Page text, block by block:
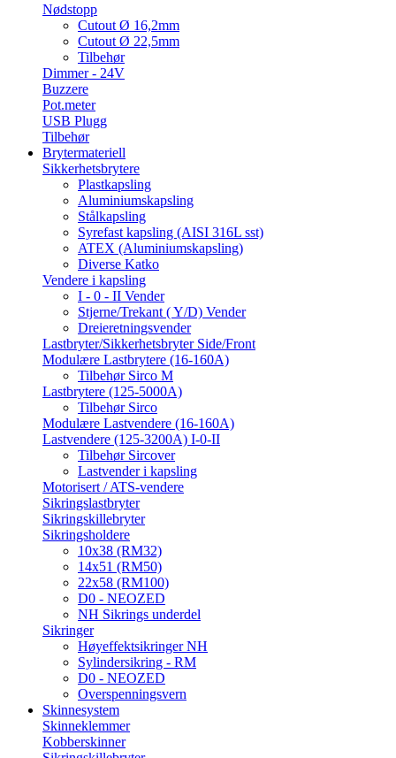
Nødstopp
Cutout Ø 16,2mm
Cutout Ø 22,5mm
Tilbehør
Dimmer - 24V
Buzzere
Pot.meter
USB Plugg
Tilbehør
Brytermateriell
Sikkerhetsbrytere
Plastkapsling
Aluminiumskapsling
Stålkapsling
Syrefast kapsling (AISI 316L sst)
ATEX (Aluminiumskapsling)
Diverse Katko
Vendere i kapsling
I - 0 - II Vender
Stjerne/Trekant ( Y/D) Vender
Dreieretningsvender
Lastbryter/Sikkerhetsbryter Side/Front
Modulære Lastbrytere (16-160A)
Tilbehør Sirco M
Lastbrytere (125-5000A)
Tilbehør Sirco
Modulære Lastvendere (16-160A)
Lastvendere (125-3200A) I-0-II
Tilbehør Sircover
Lastvender i kapsling
Motorisert / ATS-vendere
Sikringslastbryter
Sikringskillebryter
Sikringsholdere
10x38 (RM32)
14x51 (RM50)
22x58 (RM100)
D0 - NEOZED
NH Sikrings underdel
Sikringer
Høyeffektsikringer NH
Sylindersikring - RM
D0 - NEOZED
Overspenningsvern
Skinnesystem
Skinneklemmer
Kobberskinner